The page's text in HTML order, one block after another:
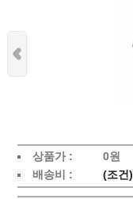
상품가 : 0원
배송비 :
(조건)